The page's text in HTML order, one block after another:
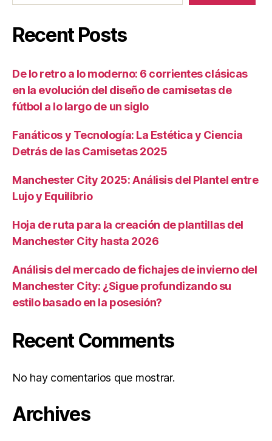
Recent Posts
De lo retro a lo moderno: 6 corrientes clásicas
en la evolución del diseño de camisetas de
fútbol a lo largo de un siglo
Fanáticos y Tecnología: La Estética y Ciencia
Detrás de las Camisetas 2025
Manchester City 2025: Análisis del Plantel entre
Lujo y Equilibrio
Hoja de ruta para la creación de plantillas del
Manchester City hasta 2026
Análisis del mercado de fichajes de invierno del
Manchester City: ¿Sigue profundizando su
estilo basado en la posesión?
Recent Comments
No hay comentarios que mostrar.
Archives